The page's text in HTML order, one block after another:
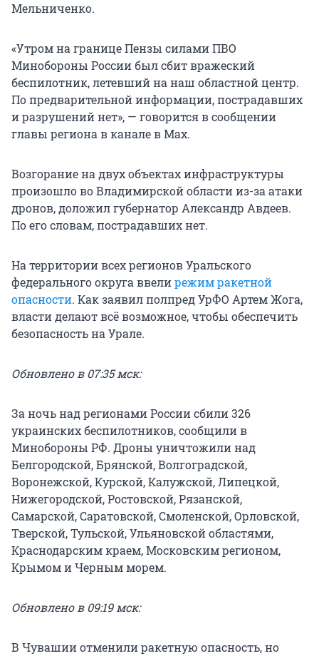
Мельниченко.
«Утром на границе Пензы силами ПВО
Минобороны России был сбит вражеский
беспилотник, летевший на наш областной центр.
По предварительной информации, пострадавших
и разрушений нет», — говорится в сообщении
главы региона в канале в Max.
Возгорание на двух объектах инфраструктуры
произошло во Владимирской области из-за атаки
дронов, доложил губернатор Александр Авдеев.
По его словам, пострадавших нет.
На территории всех регионов Уральского
федерального округа ввелирежим ракетной
опасности. Как заявил полпред УрФО Артем Жога,
власти делают всё возможное, чтобы обеспечить
безопасность на Урале.
Обновлено в 07:35 мск:
За ночь над регионами России сбили 326
украинских беспилотников, сообщили в
Минобороны РФ. Дроны уничтожили над
Белгородской, Брянской, Волгоградской,
Воронежской, Курской, Калужской, Липецкой,
Нижегородской, Ростовской, Рязанской,
Самарской, Саратовской, Смоленской, Орловской,
Тверской, Тульской, Ульяновской областями,
Краснодарским краем, Московским регионом,
Крымом и Черным морем.
Обновлено в 09:19 мск:
В Чувашии отменили ракетную опасность, но